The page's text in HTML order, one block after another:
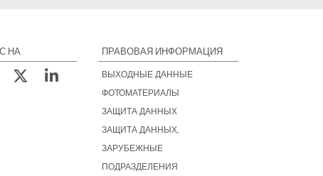
НА ПРАВОВАЯ ИНФОРМАЦИЯ
ВЫХОДНЫЕ ДАННЫЕ
ФОТОМАТЕРИАЛЫ
ЗАЩИТА ДАННЫХ
ЗАЩИТА ДАННЫХ,
ЗАРУБЕЖНЫЕ
ПОДРАЗДЕЛЕНИЯ